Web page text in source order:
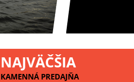
NAJVÄČŠIA
KAMENNÁ PREDAJŇA